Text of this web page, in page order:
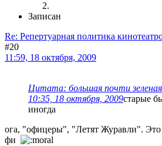
Записан
Re: Репертуарная политика
#20
11:59, 18 октября, 2009
Цитата: большая почти
10:35, 18 октября, 2009старые
иногда
ога, "офицеры", "Летят Журавли".
фи